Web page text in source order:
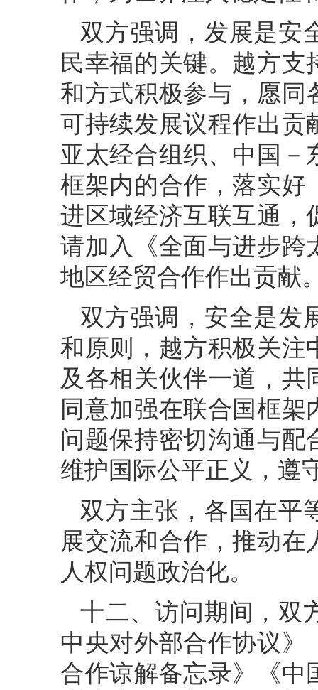
双方强调，发展是安
民幸福的关键。越方
和方式积极参与，愿同
可持续发展议程作出贡
亚太经合组织、中国－
框架内的合作，落实好
进区域经济互联互通，
请加入《全面与进步跨
地区经贸合作作出贡献
双方强调，安全是发
和原则，越方积极关注
及各相关伙伴一道，
同意加强在联合国框
问题保持密切沟通与配
维护国际公平正义，遵
双方主张，各国在平
展交流和合作，推动
人权问题政治化。
十二、访问期间，双
中央对外部合作协议》
合作谅解备忘录》《中